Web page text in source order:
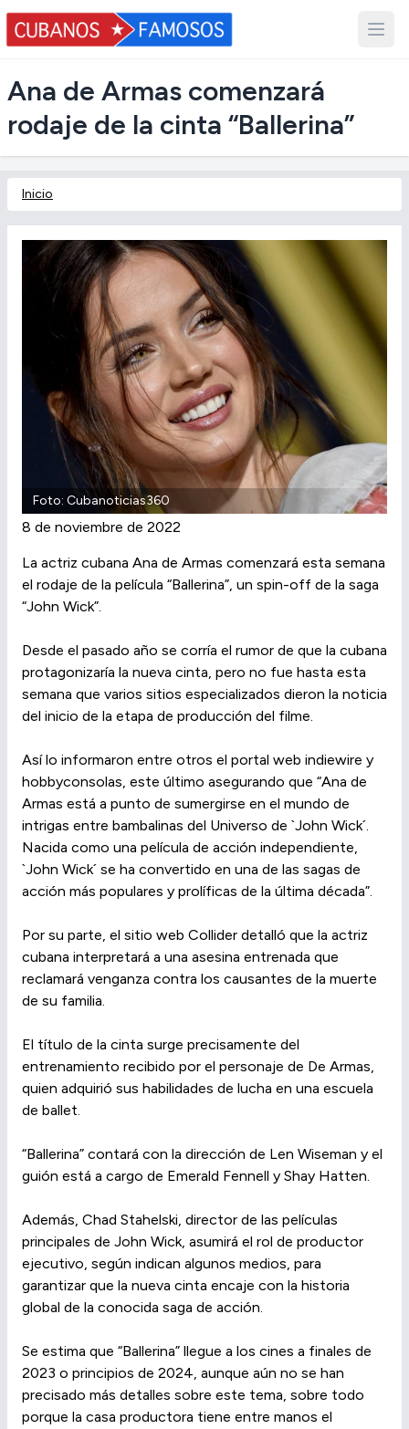
Ana de Armas comenzará
rodaje de la cinta “Ballerina”
Inicio
Foto: Cubanoticias360
8 de noviembre de 2022
La actriz cubana Ana de Armas comenzará esta semana
el rodaje de la película “Ballerina”, un spin-off de la saga
“John Wick”.
Desde el pasado año se corría el rumor de que la cubana
protagonizaría la nueva cinta, pero no fue hasta esta
semana que varios sitios especializados dieron la noticia
del inicio de la etapa de producción del filme.
Así lo informaron entre otros el portal web indiewire y
hobbyconsolas, este último asegurando que “Ana de
Armas está a punto de sumergirse en el mundo de
intrigas entre bambalinas del Universo de `John Wick´.
Nacida como una película de acción independiente,
`John Wick´ se ha convertido en una de las sagas de
acción más populares y prolíficas de la última década”.
Por su parte, el sitio web Collider detalló que la actriz
cubana interpretará a una asesina entrenada que
reclamará venganza contra los causantes de la muerte
de su familia.
El título de la cinta surge precisamente del
entrenamiento recibido por el personaje de De Armas,
quien adquirió sus habilidades de lucha en una escuela
de ballet.
“Ballerina” contará con la dirección de Len Wiseman y el
guión está a cargo de Emerald Fennell y Shay Hatten.
Además, Chad Stahelski, director de las películas
principales de John Wick, asumirá el rol de productor
ejecutivo, según indican algunos medios, para
garantizar que la nueva cinta encaje con la historia
global de la conocida saga de acción.
Se estima que “Ballerina” llegue a los cines a finales de
2023 o principios de 2024, aunque aún no se han
precisado más detalles sobre este tema, sobre todo
porque la casa productora tiene entre manos el